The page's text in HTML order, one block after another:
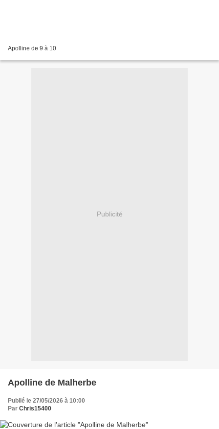
Apolline de 9 à 10
Publicité
Apolline de Malherbe
Publié le 27/05/2026 à 10:00
Par Chris15400